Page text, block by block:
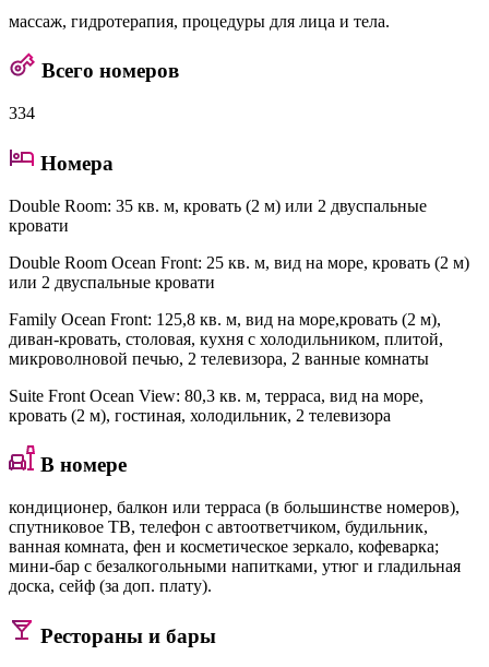
массаж, гидротерапия, процедуры для лица и тела.
Всего номеров
334
Номера
Double Room: 35 кв. м, кровать (2 м) или 2 двуспальные
кровати
Double Room Ocean Front: 25 кв. м, вид на море, кровать (2 м)
или 2 двуспальные кровати
Family Ocean Front: 125,8 кв. м, вид на море,кровать (2 м),
диван-кровать, столовая, кухня с холодильником, плитой,
микроволновой печью, 2 телевизора, 2 ванные комнаты
Suite Front Ocean View: 80,3 кв. м, терраса, вид на море,
кровать (2 м), гостиная, холодильник, 2 телевизора
В номере
кондиционер, балкон или терраса (в большинстве номеров),
спутниковое ТВ, телефон с автоответчиком, будильник,
ванная комната, фен и косметическое зеркало, кофеварка;
мини-бар с безалкогольными напитками, утюг и гладильная
доска, сейф (за доп. плату).
Рестораны и бары